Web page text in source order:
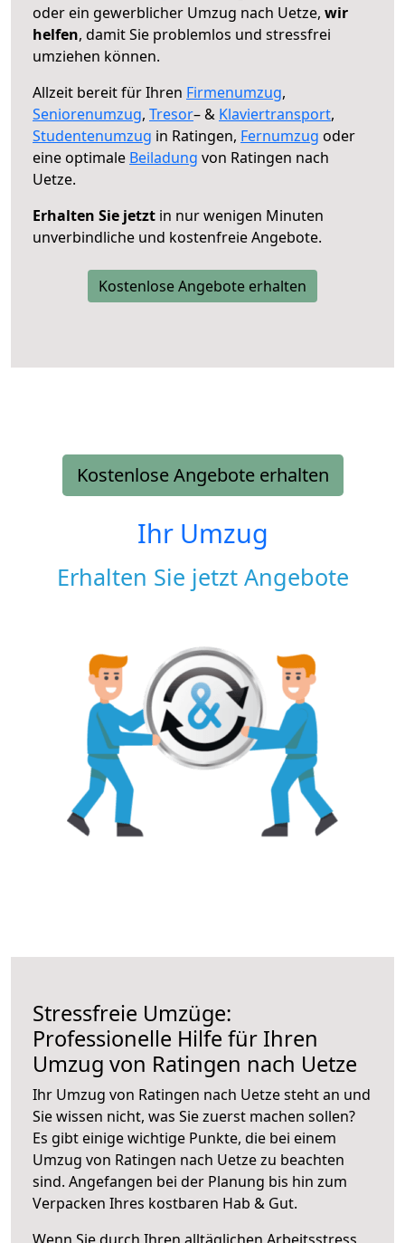
oder ein gewerblicher Umzug nach Uetze, wir
helfen, damit Sie problemlos und stressfrei
umziehen können.
Allzeit bereit für Ihren Firmenumzug,
Seniorenumzug, Tresor– & Klaviertransport,
Studentenumzug in Ratingen, Fernumzug oder
eine optimale Beiladung von Ratingen nach
Uetze.
Erhalten Sie jetzt in nur wenigen Minuten
unverbindliche und kostenfreie Angebote.
Kostenlose Angebote erhalten
Kostenlose Angebote erhalten
Ihr Umzug
Erhalten Sie jetzt Angebote
Stressfreie Umzüge:
Professionelle Hilfe für Ihren
Umzug von Ratingen nach Uetze
Ihr Umzug von Ratingen nach Uetze steht an und
Sie wissen nicht, was Sie zuerst machen sollen?
Es gibt einige wichtige Punkte, die bei einem
Umzug von Ratingen nach Uetze zu beachten
sind. Angefangen bei der Planung bis hin zum
Verpacken Ihres kostbaren Hab & Gut.